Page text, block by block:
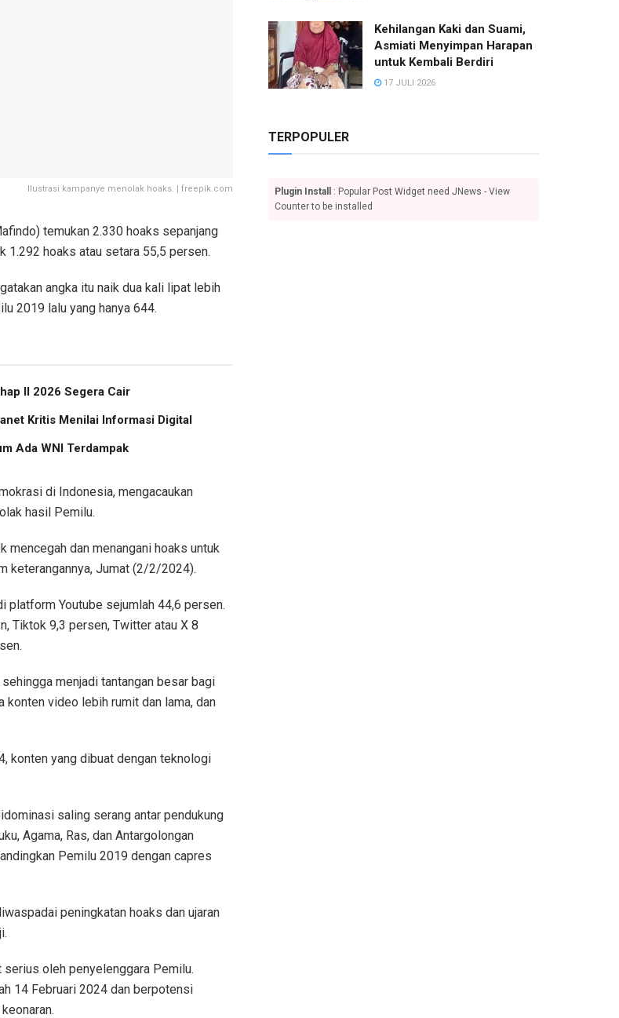
Ilustrasi kampanye menolak hoaks. | freepik.com
temukan 2.330 hoaks sepanjang
1.292 hoaks atau setara 55,5 persen.
angka itu naik dua kali lipat lebih
2019 lalu yang hanya 644.
II 2026 Segera Cair
Kritis Menilai Informasi Digital
Ada WNI Terdampak
di Indonesia, mengacaukan
hasil Pemilu.
mencegah dan menangani hoaks untuk
keterangannya, Jumat (2/2/2024).
platform Youtube sejumlah 44,6 persen.
Tiktok 9,3 persen, Twitter atau X 8
menjadi tantangan besar bagi
video lebih rumit dan lama, dan
konten yang dibuat dengan teknologi
saling serang antar pendukung
Agama, Ras, dan Antargolongan
Pemilu 2019 dengan capres
peningkatan hoaks dan ujaran
oleh penyelenggara Pemilu.
14 Februari 2024 dan berpotensi
Kehilangan Kaki dan Suami,
Asmiati Menyimpan Harapan
untuk Kembali Berdiri
17 JULI 2026
TERPOPULER
Plugin Install
: Popular Post Widget need JNews - View
Counter to be installed